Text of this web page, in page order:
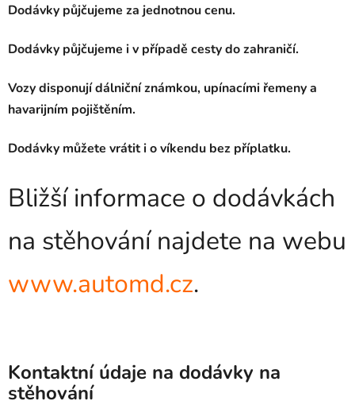
Dodávky půjčujeme za jednotnou cenu.
Dodávky půjčujeme i v případě cesty do zahraničí.
Vozy disponují dálniční známkou, upínacími řemeny a
havarijním pojištěním.
Dodávky můžete vrátit i o víkendu bez příplatku.
Bližší informace o dodávkách
na stěhování najdete na webu
www.automd.cz.
Kontaktní údaje na dodávky na
stěhování